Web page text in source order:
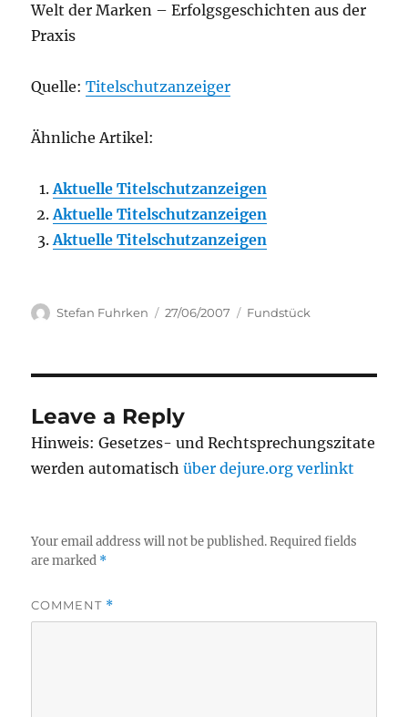
Welt der Marken – Erfolgsgeschichten aus der
Praxis
Quelle:Titelschutzanzeiger
Ähnliche Artikel:
Aktuelle Titelschutzanzeigen
Aktuelle Titelschutzanzeigen
Aktuelle Titelschutzanzeigen
Author
Stefan Fuhrken
Posted
27/06/2007 Categories
Fundstück
Leave a Reply
Hinweis: Gesetzes- und Rechtsprechungszitate
werden automatischüber dejure.org verlinkt
Your email address will not be published. Required fields
are marked *
COMMENT *